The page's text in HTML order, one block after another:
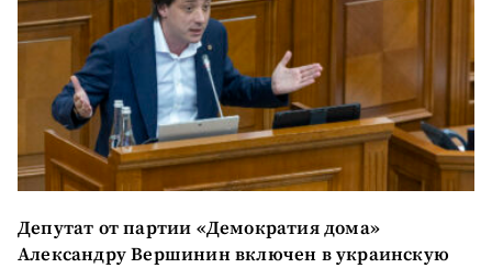
Депутат от партии «Демократия дома»
Александру Вершинин включен в украинскую